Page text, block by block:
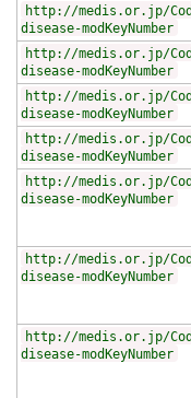
http://medis.or.jp/
disease-modKeyNumber
http://medis.or.jp/
disease-modKeyNumber
http://medis.or.jp/
disease-modKeyNumber
http://medis.or.jp/
disease-modKeyNumber
http://medis.or.jp/
disease-modKeyNumber
http://medis.or.jp/
disease-modKeyNumber
http://medis.or.jp/
disease-modKeyNumber